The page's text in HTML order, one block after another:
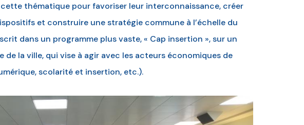
thématique pour favoriser leur interconnaissance, créer
et construire une stratégie commune à l’échelle du
dans un programme plus vaste, « Cap insertion », sur un
de la ville, qui vise à agir avec les acteurs économiques de
scolarité et insertion, etc.).